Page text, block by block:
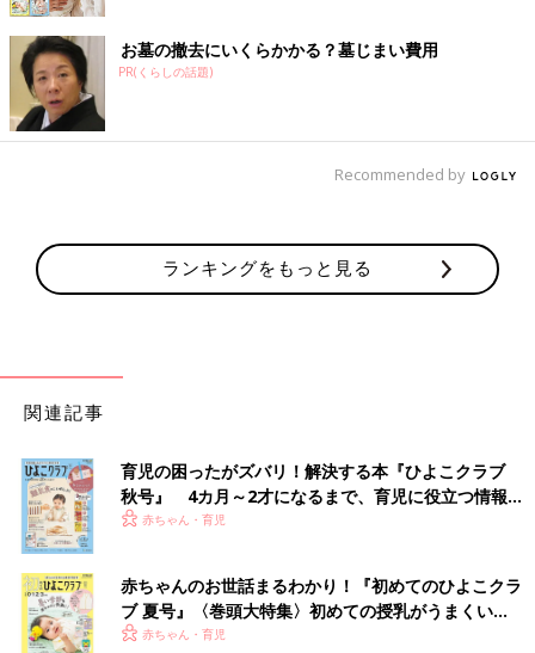
――アンケートでもソファやベッドから転落しそうになったとい
うヒヤリ体験が数多くありました。そのほかにはどんなところか
らの転落に注意が必要でしょうか？
坂本 生後3カ月未満の乳児の頭部外傷で入院した35例を調べた
ところ、約半数の18例が抱っこひもやスリングなどからの転落だ
ったという調査結果もあります（※１）。抱っこひもやスリング
前かがみになるときは赤ちゃんを手で支えて転落を防ぎましょ
う。
じいじなどの体形に合わせて調節してください。普段使い慣れて
いない人が使うときこそ、改めて使用説明書を確認しましょう。
【ヒヤリ体験・４～６】次に多かったのが「転
倒」。転んでも大きなけがにつながらない工夫が必
要です
【体験談４】赤ちゃんと一緒でもＯＫというホテルでベビールー
ムに泊まったとき。室内の家具の角にコーナーガードがついてい
て「安心！」と思っていたら、まさかの座卓にだけついてなかっ
お墓の撤去にいくらかかる？墓じまい費用
PR(くらしの話題)
Recommended by
ランキングをもっと見る
関連記事
育児の困ったがズバリ！解決する本『ひよこクラブ
秋号』 4カ月～2才になるまで、育児に役立つ情報が
いっぱい！
赤ちゃん・育児
赤ちゃんのお世話まるわかり！『初めてのひよこクラ
ブ 夏号』〈巻頭大特集〉初めての授乳がうまくい
く！ おっぱい・ミルクの基本と夏のトラブル 解決テ
赤ちゃん・育児